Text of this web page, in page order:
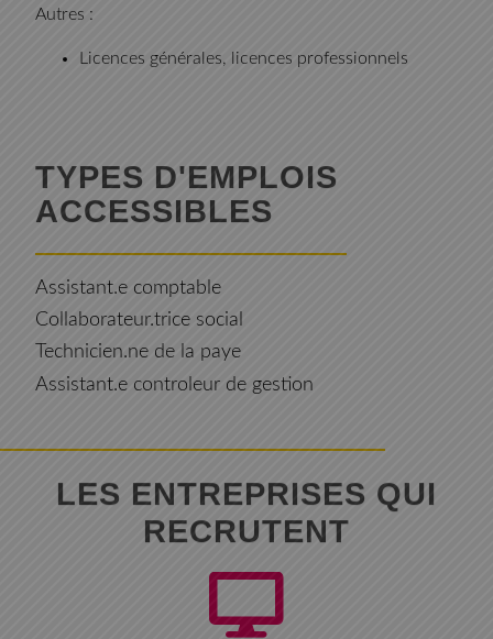
Autres :
Licences générales, licences professionnels
TYPES D'EMPLOIS
ACCESSIBLES
Assistant.e comptable
Collaborateur.trice social
Technicien.ne de la paye
Assistant.e controleur de gestion
LES ENTREPRISES QUI
RECRUTENT